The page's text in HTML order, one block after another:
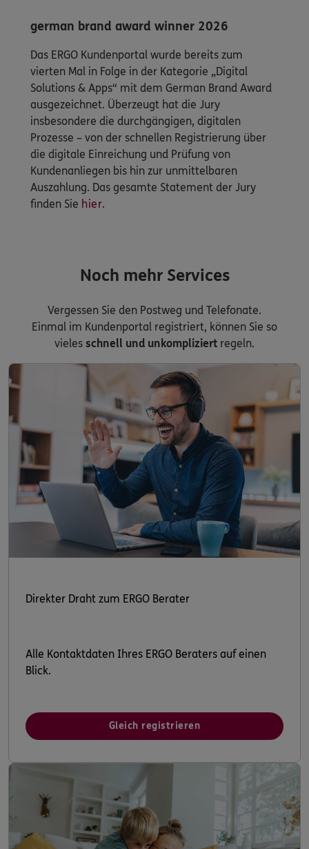
german brand award winner 2026
Das ERGO Kundenportal wurde bereits zum
vierten Mal in Folge in der Kategorie „Digital
Solutions & Apps“ mit dem German Brand Award
ausgezeichnet. Überzeugt hat die Jury
insbesondere die durchgängigen, digitalen
Prozesse – von der schnellen Registrierung über
die digitale Einreichung und Prüfung von
Kundenanliegen bis hin zur unmittelbaren
Auszahlung. Das gesamte Statement der Jury
finden Sie hier.
Noch mehr Services
Vergessen Sie den Postweg und Telefonate.
Einmal im Kundenportal registriert, können Sie so
vieles schnell und unkompliziert regeln.
Direkter Draht zum ERGO Berater
Alle Kontaktdaten Ihres ERGO Beraters auf einen
Blick.
Gleich registrieren